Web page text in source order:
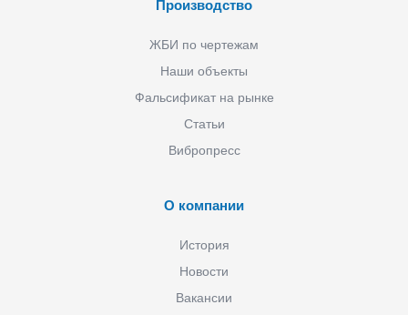
Производство
ЖБИ по чертежам
Наши объекты
Фальсификат на рынке
Статьи
Вибропресс
О компании
История
Новости
Вакансии